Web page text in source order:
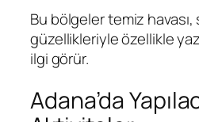
Bu bölgeler temiz
güzellikleriyle özellikle
ilgi görür.
Adana’da